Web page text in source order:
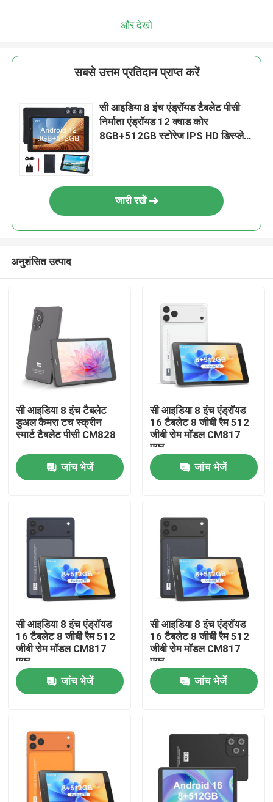
वीडियो
वीआर दिखाएँ
हमारे बारे में
फैक्टरी यात्रा
गुणवत्ता नियंत्रण
समाचार
एक बोली का अनुरोध
और देखो
सबसे उत्तम प्रतिदान प्राप्त करें
सी आइडिया 8 इंच एंड्रॉयड टैबलेट पीसी
निर्माता एंड्रॉयड 12 क्वाड कोर
8GB+512GB स्टोरेज IPS HD डिस्प्ले
जारी रखें
अनुशंसित उत्पाद
सी आइडिया 8 इंच टैबलेट
डुअल कैमरा टच स्क्रीन
स्मार्ट टैबलेट पीसी CM828
जांच भेजें
सी आइडिया 8 इंच एंड्रॉयड
16 टैबलेट 8 जीबी रैम 512
जीबी रोम मॉडल CM817
एयर
जांच भेजें
सी आइडिया 8 इंच एंड्रॉयड
16 टैबलेट 8 जीबी रैम 512
जीबी रोम मॉडल CM817
एयर
जांच भेजें
सी आइडिया 8 इंच एंड्रॉयड
16 टैबलेट 8 जीबी रैम 512
जीबी रोम मॉडल CM817
एयर
जांच भेजें